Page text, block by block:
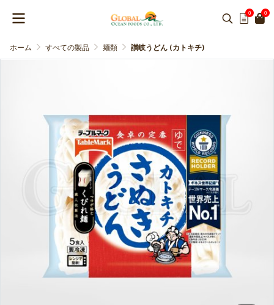
0 0
ホーム すべての製品 麺類 讃岐うどん (カトキチ)